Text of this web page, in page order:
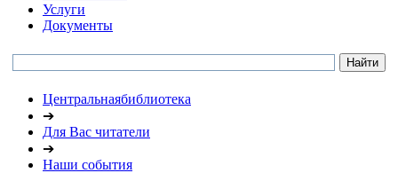
Услуги
Документы
Центральнаябиблиотека
➔
Для Вас читатели
➔
Наши события